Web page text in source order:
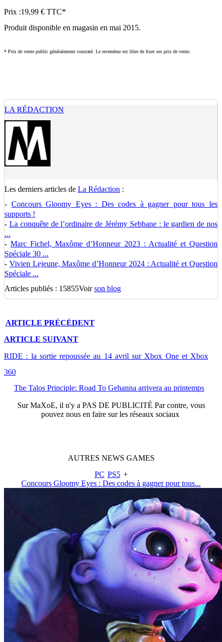
Prix :19,99 € TTC*
Produit disponible en magasin en mai 2015.
* Prix de vente public généralement constaté. Le revendeur est libre de fixer ses prix de vente.
LA RÉDACTION
Les derniers articles de La Rédaction :
- Concours Gloomy Eyes : Des codes à gagner pour tous les
supports !
- La conquête de l’ordinaire de Jérémy Sebbane : le gardien de nos
...
-Marc Fichel, Maxôme d’Honneur 2023 : Actualité et Question
Spéciale 30 ...
- Vivien Lejeune, Maxôme d’Honneur 2024 : Actualité et Question
Spéciale ...
Articles publiés : 15855Voirson blog
ARTICLE PRÉCÉDENT
ARTICLE SUIVANT
RIDE : la sortie repoussée au 14 avril sur Xbox One et Xbox
360
The Talos Principle: Road To Gehanna arrivera au printemps
SurMaXoE, il n'y a PAS DE PUBLICITÉ Par contre, vous
pouvez nous en faire sur les réseaux sociaux
AUTRES NEWS GAMES
PC PS5 +
Concours Gloomy Eyes : Des codes à gagner pour tous...